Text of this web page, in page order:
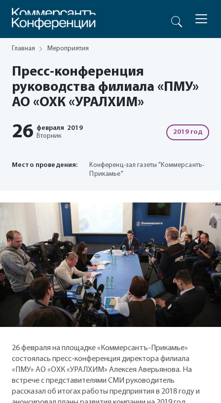
Главная Мероприятия
Пресс-конференция
руководства филиала «ПМУ»
АО «ОХК «УРАЛХИМ»
26 февраля 2019
Вторник
2019 год
Место проведения:
Конференц-зал газеты "Коммерсантъ-
Прикамье"
26 февраля на площадке «Коммерсантъ-Прикамье»
состоялась пресс-конференция директора филиала
«ПМУ» АО «ОХК «УРАЛХИМ» Алексея Аверьянова. На
встрече с представителями СМИ руководитель
рассказал об итогах работы предприятия в 2018 году и